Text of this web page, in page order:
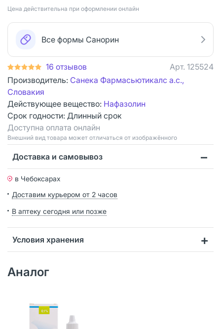
Цена действительна при оформлении онлайн
Все формы Санорин
16 отзывов Арт. 125524
Производитель: Санека Фармасьютикалс а.с.,
Словакия
Действующее вещество: Нафазолин
Срок годности: Длинный срок
Доступна оплата онлайн
Bнешний вид товара может отличаться от изображённого
Доставка и самовывоз
в Чебоксарах
Доставим курьером от 2 часов
В аптеку сегодня или позже
Условия хранения
Аналог